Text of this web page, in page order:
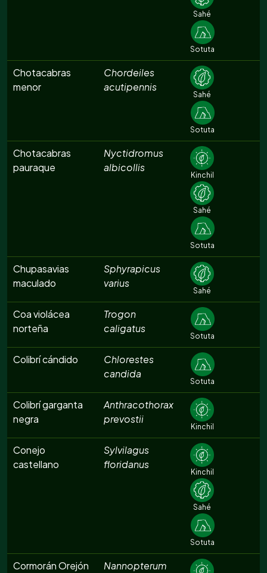
Sahé
Sotuta
Chotacabras
menor
Chordeiles
acutipennis
Sahé
Sotuta
Chotacabras
pauraque
Nyctidromus
albicollis
Kinchil
Sahé
Sotuta
Chupasavias
maculado
Sphyrapicus
varius
Sahé
Coa violácea
norteña
Trogon
caligatus
Sotuta
Colibrí cándido
Chlorestes
candida
Sotuta
Colibrí garganta
negra
Anthracothorax
prevostii
Kinchil
Conejo
castellano
Sylvilagus
floridanus
Kinchil
Sahé
Sotuta
Cormorán Orejón
Nannopterum